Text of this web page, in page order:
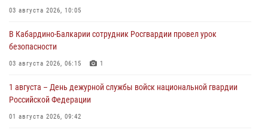
03 августа 2026, 10:05
В Кабардино‑Балкарии сотрудник Росгвардии провел урок
безопасности
03 августа 2026, 06:15 1
1 августа – День дежурной службы войск национальной гвардии
Российской Федерации
01 августа 2026, 09:42